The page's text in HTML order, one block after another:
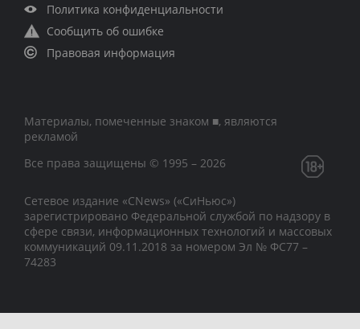
Политика конфиденциальности
Сообщить об ошибке
Правовая информация
Материалы, помеченные знаком ■, являются
рекламой
Все права защищены © 1995 – 2026
Сетевое издание «CNews» («СиНьюс»)
зарегистрировано Федеральной службой по надзору в
сфере связи, информационных технологий и массовых
коммуникаций 09.11.2018 за номером Эл № ФС77 –
74283